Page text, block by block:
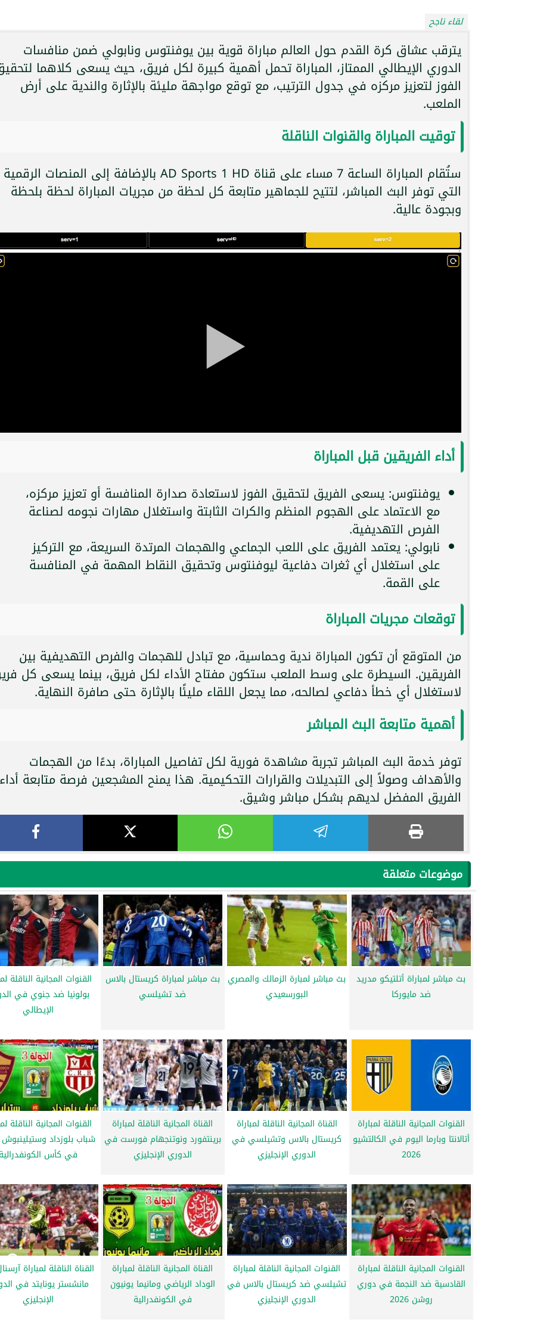
لقاء ناجح
يترقب عشاق كرة القدم حول العالم مباراة قوية بين يوفنتوس ونابولي ضمن منافسات
الدوري الإيطالي الممتاز، المباراة تحمل أهمية كبيرة لكل فريق، حيث يسعى كلاهما
الفوز لتعزيز مركزه في جدول الترتيب، مع توقع مواجهة مليئة بالإثارة والندية على أرض
الملعب.
توقيت المباراة والقنوات الناقلة
ستُقام المباراة الساعة 7 مساء على قناة AD Sports 1 HD بالإضافة إلى المنصات الرقمية
التي توفر البث المباشر، لتتيح للجماهير متابعة كل لحظة من مجريات المباراة لحظة بلحظة
وبجودة عالية.
أداء الفريقين قبل المباراة
يوفنتوس: يسعى الفريق لتحقيق الفوز لاستعادة صدارة المنافسة أو تعزيز مركزه،
مع الاعتماد على الهجوم المنظم والكرات الثابتة واستغلال مهارات نجومه لصناعة
الفرص التهديفية.
نابولي: يعتمد الفريق على اللعب الجماعي والهجمات المرتدة السريعة، مع التركيز
على استغلال أي ثغرات دفاعية ليوفنتوس وتحقيق النقاط المهمة في المنافسة
على القمة.
توقعات مجريات المباراة
من المتوقع أن تكون المباراة ندية وحماسية، مع تبادل للهجمات والفرص التهديفية بين
الفريقين. السيطرة على وسط الملعب ستكون مفتاح الأداء لكل فريق، بينما يسعى كل
لاستغلال أي خطأ دفاعي لصالحه، مما يجعل اللقاء مليئًا بالإثارة حتى صافرة النهاية.
أهمية متابعة البث المباشر
توفر خدمة البث المباشر تجربة مشاهدة فورية لكل تفاصيل المباراة، بدءًا من الهجمات
والأهداف وصولاً إلى التبديلات والقرارات التحكيمية. هذا يمنح المشجعين فرصة متابعة أداء
الفريق المفضل لديهم بشكل مباشر وشيق.
موضوعات متعلقة
بث مباشر لمباراة أتلتيكو مدريد
ضد مايوركا
بث مباشر لمبارة الزمالك والمصري
البورسعيدي
بث مباشر لمباراة كريستال بالاس
ضد تشيلسي
القنوات المجانية الناقلة
بولونيا ضد جنوي في
الإيطالي
القنوات المجانية الناقلة لمباراة
أتالانتا وبارما اليوم في الكالتشيو
2026
القناة المجانية الناقلة لمباراة
كريستال بالاس وتشيلسي في
الدوري الإنجليزي
القناة المجانية الناقلة لمباراة
برينتفورد ونوتنجهام فورست في
الدوري الإنجليزي
القنوات المجانية الناقلة
شباب بلوزداد وستيلينبوش
في كأس
القنوات المجانية الناقلة لمباراة
القادسية ضد النجمة في دوري
روشن 2026
القنوات المجانية الناقلة لمباراة
تشيلسي ضد كريستال بالاس في
الدوري الإنجليزي
القناة المجانية الناقلة لمباراة
الوداد الرياضي ومانيما يونيون
في الكونفدرالية
القناة الناقلة لمباراة
مانشستر يونايتد في
الإنجليزي